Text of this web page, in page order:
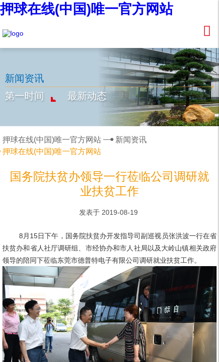
押球在线(中国)唯一官方网站
新闻资讯
第一时间
最新动态
押球在线(中国)唯一官方网站
新闻资讯
押球在线(中国)唯一官方网站
国务院扶贫办领导一行莅临公司调研就
业扶贫工作
发表于 2019-08-19
8月15日下午，国务院扶贫办开发指导司副巡视员张洪波一行在省
扶贫办和省人社厅调研组、市经协办和市人社局以及大岭山镇相关政府
领导的陪同下莅临东莞市德普特电子有限公司调研就业扶贫工作。